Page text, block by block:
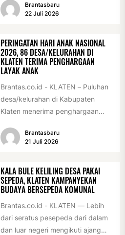
Acara ini digelar...
Brantasbaru
22 Juli 2026
PERINGATAN HARI ANAK NASIONAL
2026, 86 DESA/KELURAHAN DI
KLATEN TERIMA PENGHARGAAN
LAYAK ANAK
Brantas.co.id - KLATEN – Puluhan
desa/kelurahan di Kabupaten
Klaten menerima penghargaan
2026. Penghargaan tersebut
Brantasbaru
21 Juli 2026
KALA BULE KELILING DESA PAKAI
SEPEDA, KLATEN KAMPANYEKAN
BUDAYA BERSEPEDA KOMUNAL
Brantas.co.id - KLATEN — Lebih
dari seratus pesepeda dari dalam
dan luar negeri mengikuti ajang